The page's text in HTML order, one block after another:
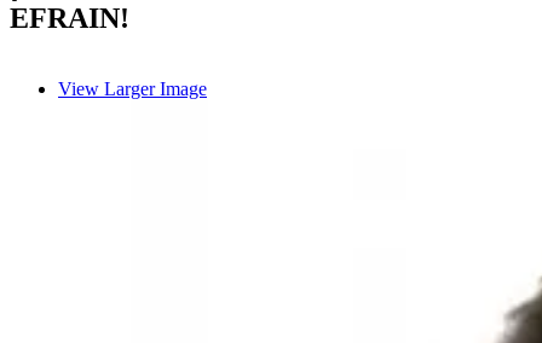
EFRAIN!
View Larger Image